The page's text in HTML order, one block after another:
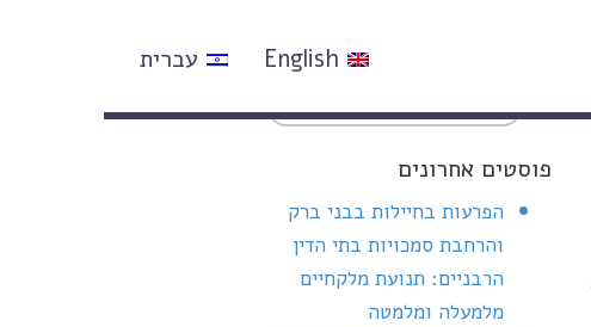
עברית English
פוסטים אחרונים
הפרעות בחיילות בבני ברק
והרחבת סמכויות בתי הדין
הרבניים: תנועת מלקחיים
מלמעלה ומלמטה